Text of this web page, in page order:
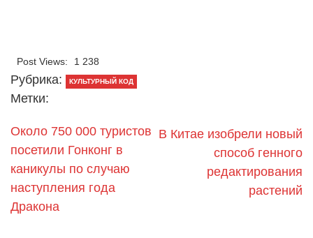
Post Views: 1 238
Рубрика: КУЛЬТУРНЫЙ КОД
Метки:
Около 750 000 туристов
посетили Гонконг в
каникулы по случаю
наступления года
Дракона
В Китае изобрели новый
способ генного
редактирования
растений